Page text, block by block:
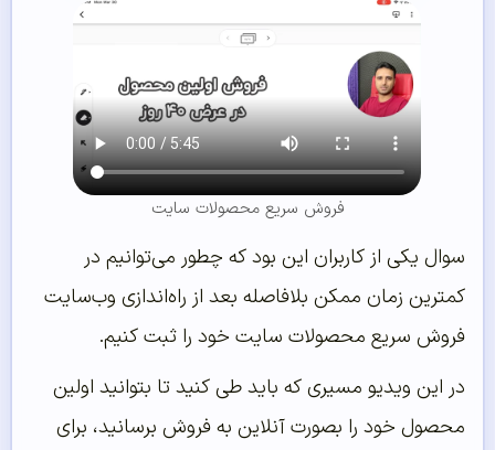
فروش سریع محصولات سایت
سوال یکی از کاربران این بود که چطور می‌توانیم در
کمترین زمان ممکن بلافاصله بعد از راه‌اندازی وب‌سایت
فروش سریع محصولات سایت خود را ثبت کنیم.
در این ویدیو مسیری که باید طی کنید تا بتوانید اولین
محصول خود را بصورت آنلاین به فروش برسانید، برای